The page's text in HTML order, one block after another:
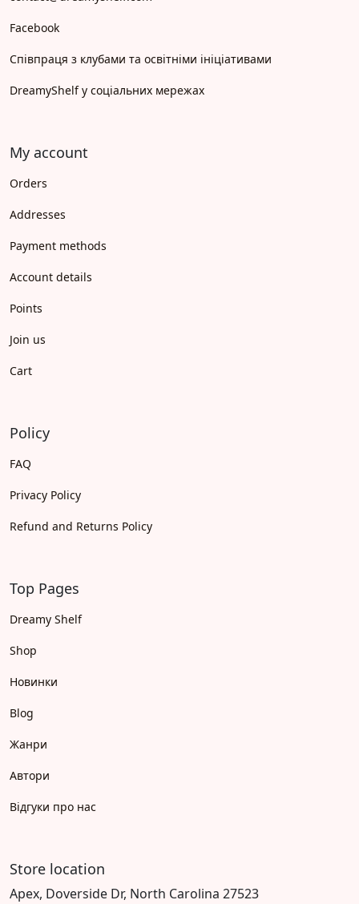
Facebook
Співпраця з клубами та освітніми ініціативами
DreamyShelf у соціальних мережах
My account
Orders
Addresses
Payment methods
Account details
Points
Join us
Cart
Policy
FAQ
Privacy Policy
Refund and Returns Policy
Top Pages
Dreamy Shelf
Shop
Новинки
Blog
Жанри
Автори
Відгуки про нас
Store location
Apex, Doverside Dr, North Carolina 27523